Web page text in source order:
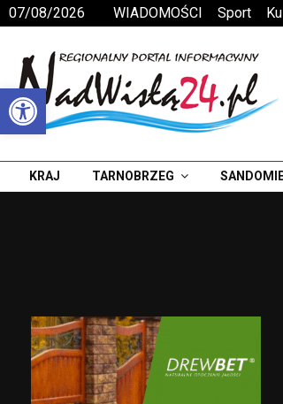
Otwórz pasek narzędzi
07/08/2026 WIADOMOŚCI Sport
KRAJ TARNOBRZEG